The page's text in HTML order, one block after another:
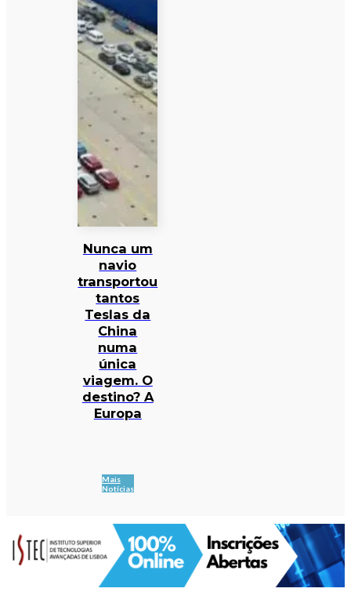
Nunca um
navio
transportou
tantos
Teslas da
China
numa
única
viagem. O
destino? A
Europa
Mais
Notícias